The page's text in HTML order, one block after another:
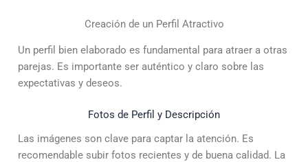
Creación de un Perfil Atractivo
Un perfil bien elaborado es fundamental para atraer a otras
parejas. Es importante ser auténtico y claro sobre las
expectativas y deseos.
Fotos de Perfil y Descripción
Las imágenes son clave para captar la atención. Es
recomendable subir fotos recientes y de buena calidad. La